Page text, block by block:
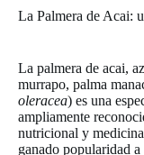
La Palmera de Acai:
La palmera de acai,
murrapo, palma
oleracea) es una
ampliamente
nutricional y
ganado popularidad